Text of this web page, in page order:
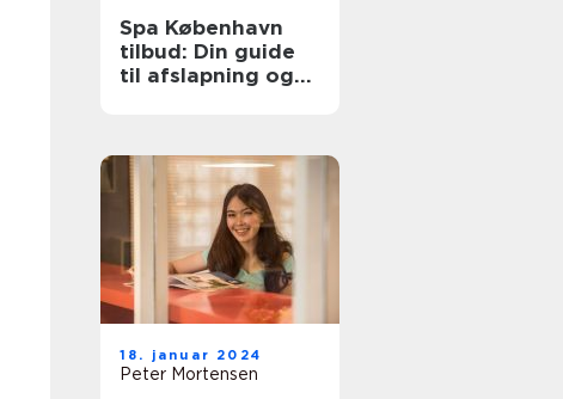
Spa København
tilbud: Din guide
til afslapning og
18. januar 2024
Peter Mortensen